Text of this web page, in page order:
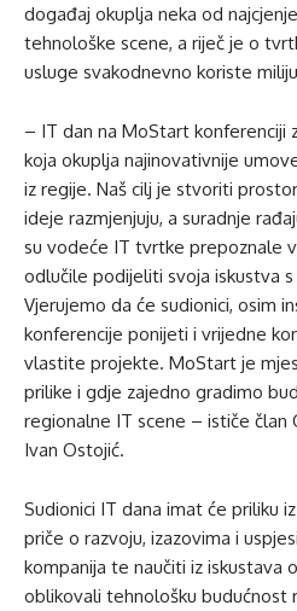
događaj okuplja neka od
tehnološke scene, a riječ je o
usluge svakodnevno koriste
– IT dan na MoStart konferenciji
koja okuplja najinovativnije
iz regije. Naš cilj je stvoriti
ideje razmjenjuju, a suradnje
su vodeće IT tvrtke prepoznale
odlučile podijeliti svoja iskustva
Vjerujemo da će sudionici, osim
konferencije ponijeti i vrijedne
vlastite projekte. MoStart je
prilike i gdje zajedno gradimo
regionalne IT scene – ističe član
Ivan Ostojić.
Sudionici IT dana imat će priliku
priče o razvoju, izazovima i
kompanija te naučiti iz iskustava
oblikovali tehnološku budućnost